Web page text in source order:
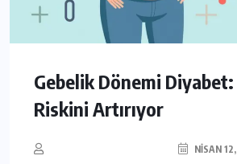
Gebelik Dönemi
Riskini Artırıyor
NISAN 12,